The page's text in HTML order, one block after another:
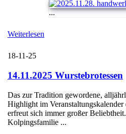
...
Weiterlesen
18-11-25
14.11.2025 Wurstebrotessen
Das zur Tradition gewordene,
Highlight im
erfreut sich immer großer
Kolpingsfamilie ...